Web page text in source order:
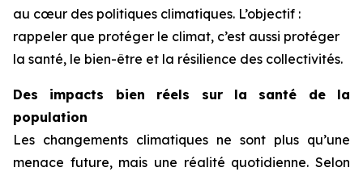
au cœur des politiques climatiques. L’objectif :
rappeler que protéger le climat, c’est aussi protéger
la santé, le bien-être et la résilience des collectivités.
Des impacts bien réels sur la santé de la
population
Les changements climatiques ne sont plus qu’une
menace future, mais une réalité quotidienne. Selon